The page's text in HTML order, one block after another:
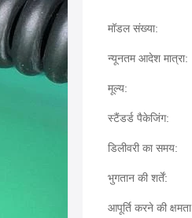
मॉडल संख्या:
न्यूनतम आदेश मात्रा:
मूल्य:
स्टैंडर्ड पैकेजिंग:
डिलीवरी का समय:
भुगतान की शर्तें:
आपूर्ति करने की